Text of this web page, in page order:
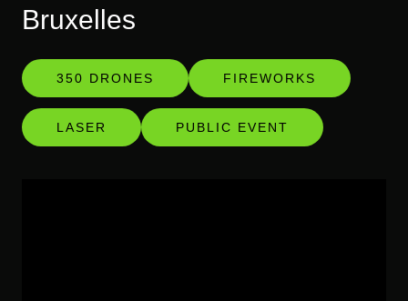
Bruxelles
350 DRONES FIREWORKS
LASER PUBLIC EVENT